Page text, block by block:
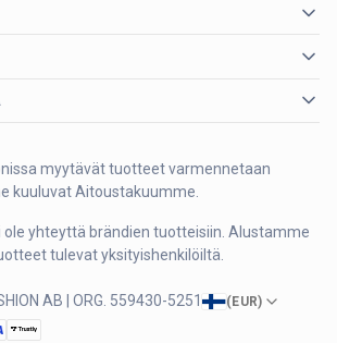
myytävät tuotteet varmennetaan
kuuluvat Aitoustakuumme.
ole yhteyttä brändien tuotteisiin. Alustamme
tulevat yksityishenkilöiltä.
AB | ORG. 559430-5251 (EUR)